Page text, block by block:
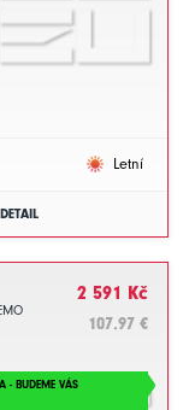
Letní
DETAIL
2 591 Kč
107.97 €
- BUDEME VÁS